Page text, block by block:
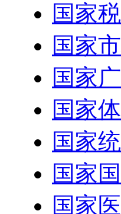
国家
国家
国家
国家
国家
国家
国家